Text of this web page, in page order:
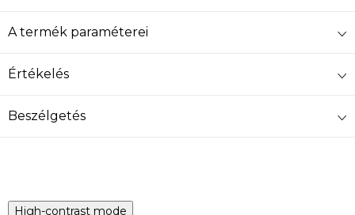
A termék paraméterei
Értékelés
Beszélgetés
High-contrast mode